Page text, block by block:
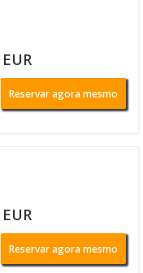
Reservar agora mesmo
Reservar agora mesmo